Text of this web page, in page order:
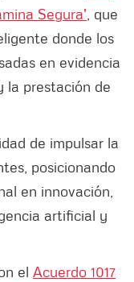
Segura' , que
donde los
en evidencia
la prestación de
de impulsar la
posicionando
en innovación,
artificial y
el Acuerdo 1017